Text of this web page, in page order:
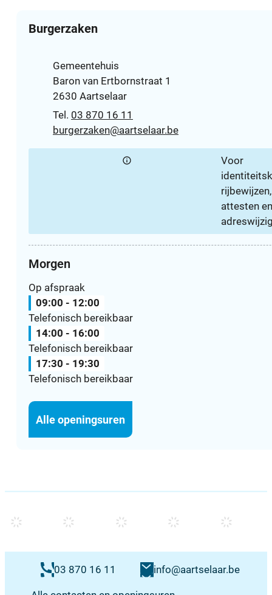
Burgerzaken
AdresGemeentehuis
Baron van Ertbornstraat 1
,2630 Aartselaar
03 870 16 11
E-mailburgerzaken@aartselaar.be
Voor
rijbewijzen,
attesten en
Morgen
Op afspraak
09:00 - 12:00
Telefonisch bereikbaar
14:00 - 16:00
Telefonisch bereikbaar
17:30 - 19:30
Telefonisch bereikbaar
Alle openingsurenBurgerzaken
03 870 16 11
E-mail info@aartselaar.be